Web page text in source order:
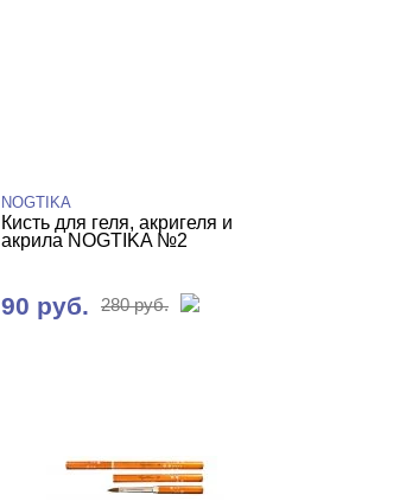
NOGTIKA
Кисть для геля, акригеля и
акрила NOGTIKA №2
90 руб. 280 руб.